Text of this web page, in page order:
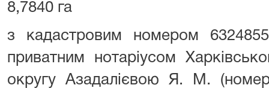
8,7840 га
з кадастровим номером
приватним нотаріусом
округу Азадалієвою Я. М.